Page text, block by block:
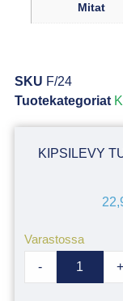
Mitat
SKU F/24
Tuotekategoriat
KIPSILEVY
Varastossa
- +